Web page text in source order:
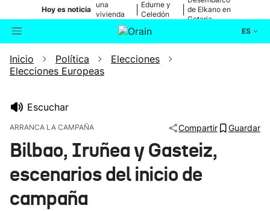
Hoy es noticia
una
vivienda
de Bilbao
Edurne y
Celedón
de Elkano en
Getaria
ES
Buscador Actualidad
Ikusmiran
Inicio Política
Elecciones
Elecciones Europeas
Escuchar
ARRANCA LA CAMPAÑA Compartir Guardar
Bilbao, Iruñea y Gasteiz,
escenarios del inicio de
campaña